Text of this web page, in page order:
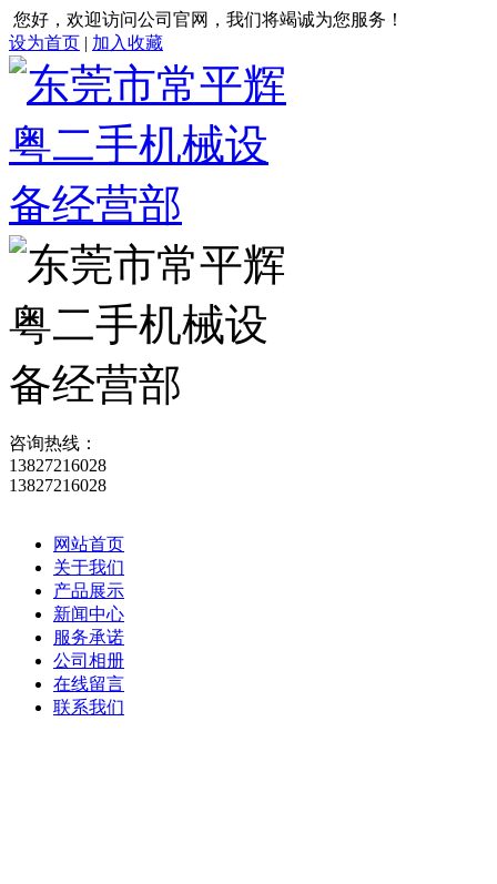
您好，欢迎访问公司官网，我们将竭诚为您服务！
设为首页 | 加入收藏
咨询热线：
13827216028
13827216028
网站首页
关于我们
产品展示
新闻中心
服务承诺
公司相册
在线留言
联系我们